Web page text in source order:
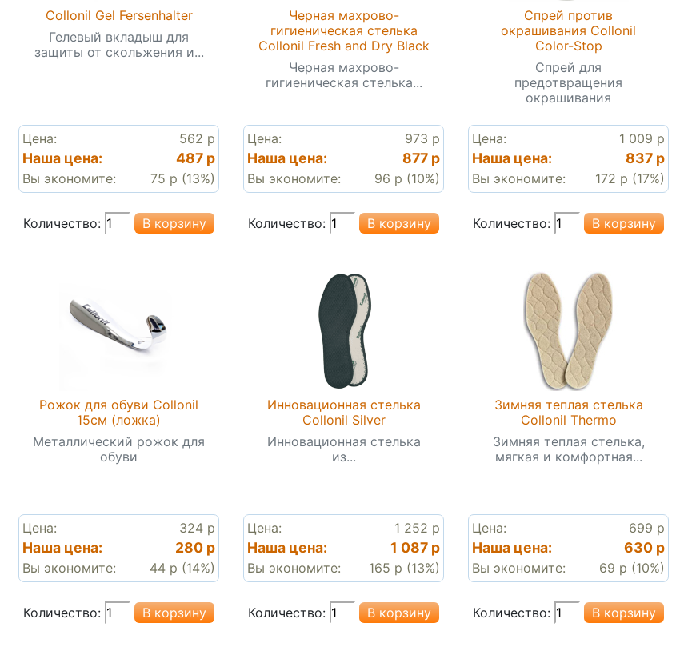
Collonil Gel Fersenhalter
Гелевый вкладыш для
защиты от скольжения и...
Цена: 562 р
Наша цена: 487 р
Вы экономите: 75 р (13%)
Количество:
Черная махрово-
гигиеническая стелька
Collonil Fresh and Dry Black
Черная махрово-
гигиеническая стелька...
Цена: 973 р
Наша цена: 877 р
Вы экономите: 96 р (10%)
Количество:
Спрей против
окрашивания Collonil
Color-Stop
Спрей для
предотвращения
окрашивания
Цена: 1 009 р
Наша цена: 837 р
Вы экономите: 172 р (17%)
Количество:
Рожок для обуви Collonil
15см (ложка)
Металлический рожок для
обуви
Цена: 324 р
Наша цена: 280 р
Вы экономите: 44 р (14%)
Количество:
Инновационная стелька
Collonil Silver
Инновационная стелька
из...
Цена: 1 252 р
Наша цена: 1 087 р
Вы экономите: 165 р (13%)
Количество:
Зимняя теплая стелька
Collonil Thermo
Зимняя теплая стелька,
мягкая и комфортная...
Цена: 699 р
Наша цена: 630 р
Вы экономите: 69 р (10%)
Количество: